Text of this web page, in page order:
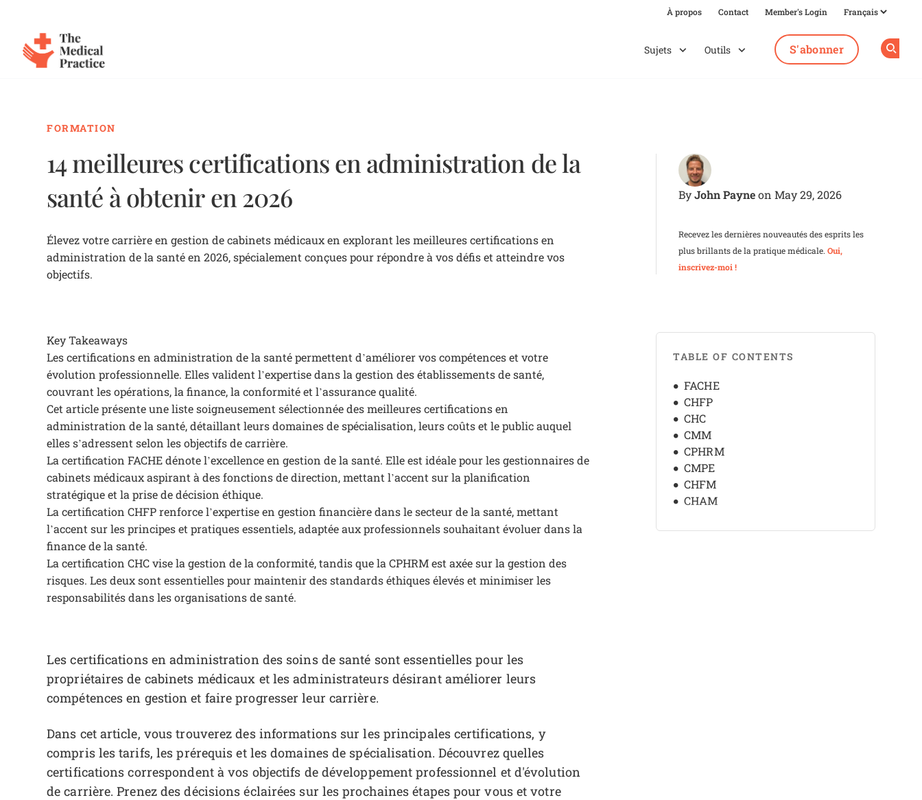
À propos Contact Member's Login
Sujets Outils S'abonner
FORMATION
14 meilleures certifications en administration de la
santé à obtenir en 2026
ByJohn Payneon May 29, 2026
Recevez les dernières nouveautés des esprits les
plus brillants de la pratique médicale. Oui,
inscrivez-moi !
Élevez votre carrière en gestion de cabinets médicaux en explorant les meilleures certifications en
administration de la santé en 2026, spécialement conçues pour répondre à vos défis et atteindre vos
objectifs.
Key Takeaways
Les certifications en administration de la santé permettent d’améliorer vos compétences et votre
évolution professionnelle. Elles valident l’expertise dans la gestion des établissements de santé,
couvrant les opérations, la finance, la conformité et l’assurance qualité.
Cet article présente une liste soigneusement sélectionnée des meilleures certifications en
administration de la santé, détaillant leurs domaines de spécialisation, leurs coûts et le public auquel
elles s’adressent selon les objectifs de carrière.
La certification FACHE dénote l’excellence en gestion de la santé. Elle est idéale pour les gestionnaires de
cabinets médicaux aspirant à des fonctions de direction, mettant l’accent sur la planification
stratégique et la prise de décision éthique.
La certification CHFP renforce l’expertise en gestion financière dans le secteur de la santé, mettant
l’accent sur les principes et pratiques essentiels, adaptée aux professionnels souhaitant évoluer dans la
finance de la santé.
La certification CHC vise la gestion de la conformité, tandis que la CPHRM est axée sur la gestion des
risques. Les deux sont essentielles pour maintenir des standards éthiques élevés et minimiser les
responsabilités dans les organisations de santé.
Les certifications en administration des soins de santé sont essentielles pour les
propriétaires de cabinets médicaux et les administrateurs désirant améliorer leurs
compétences en gestion et faire progresser leur carrière.
Dans cet article, vous trouverez des informations sur les principales certifications, y
compris les tarifs, les prérequis et les domaines de spécialisation. Découvrez quelles
certifications correspondent à vos objectifs de développement professionnel et d'évolution
de carrière. Prenez des décisions éclairées sur les prochaines étapes pour vous et votre
TABLE OF CONTENTS
FACHE
CHFP
CHC
CMM
CPHRM
CMPE
CHFM
CHAM
CHAP